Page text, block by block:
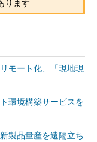
ります
モート化、「現地現
環境構築サービスを
製品量産を遠隔立ち